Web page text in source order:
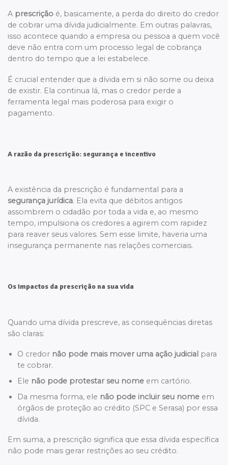
A prescrição é, basicamente, a perda do direito do credor
de cobrar uma dívida judicialmente. Em outras palavras,
isso acontece quando a empresa ou pessoa a quem você
deve não entra com um processo legal de cobrança
dentro do tempo que a lei estabelece.
É crucial entender que a dívida em si não some ou deixa
de existir. Ela continua lá, mas o credor perde a
ferramenta legal mais poderosa para exigir o
pagamento.
A razão da prescrição: segurança e incentivo
A existência da prescrição é fundamental para a
segurança jurídica. Ela evita que débitos antigos
assombrem o cidadão por toda a vida e, ao mesmo
tempo, impulsiona os credores a agirem com rapidez
para reaver seus valores. Sem esse limite, haveria uma
insegurança permanente nas relações comerciais.
Os impactos da prescrição na sua vida
Quando uma dívida prescreve, as consequências diretas
são claras:
O credor não pode mais mover uma ação judicial para
te cobrar.
Ele não pode protestar seu nomeem cartório.
Da mesma forma, ele não pode incluir seu nomeem
órgãos de proteção ao crédito (SPC e Serasa) por essa
dívida.
Em suma, a prescrição significa que essa dívida específica
não pode mais gerar restrições ao seu crédito.